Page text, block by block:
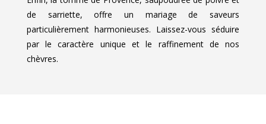
de sarriette, offre un mariage de saveurs
particulièrement harmonieuses. Laissez-vous séduire
par le caractère unique et le raffinement de nos
chèvres.